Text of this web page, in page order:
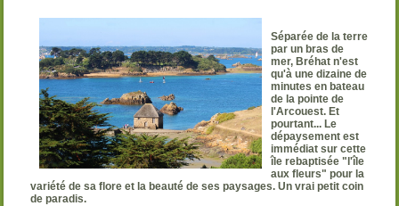
Séparée de la terre
par un bras de
mer, Bréhat n'est
qu'à une dizaine de
minutes en bateau
de la pointe de
l'Arcouest. Et
pourtant... Le
dépaysement est
immédiat sur cette
île rebaptisée "l'île
aux fleurs" pour la
variété de sa flore et la beauté de ses paysages. Un vrai petit coin
de paradis.